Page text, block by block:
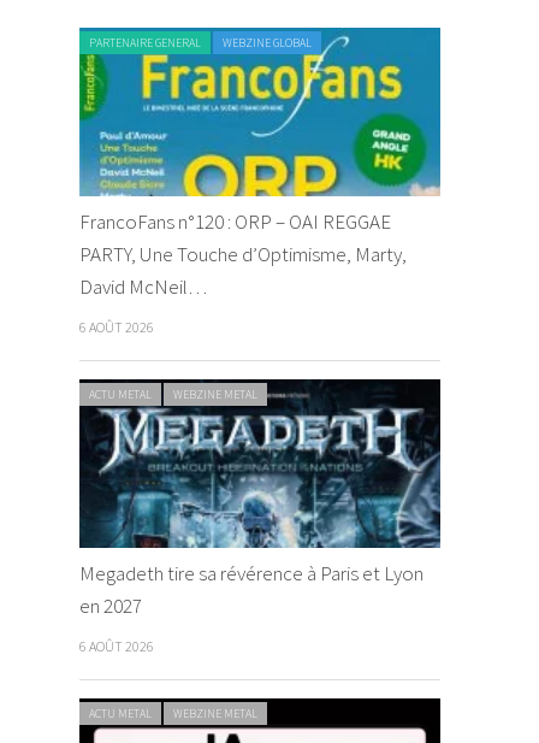
PARTENAIRE GENERAL WEBZINE GLOBAL
FrancoFans n°120 : ORP – OAI REGGAE
PARTY, Une Touche d’Optimisme, Marty,
David McNeil…
6 AOÛT 2026
ACTU METAL WEBZINE METAL
Megadeth tire sa révérence à Paris et Lyon
en 2027
6 AOÛT 2026
ACTU METAL WEBZINE METAL